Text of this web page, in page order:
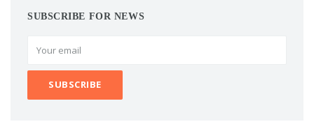
SUBSCRIBE FOR NEWS